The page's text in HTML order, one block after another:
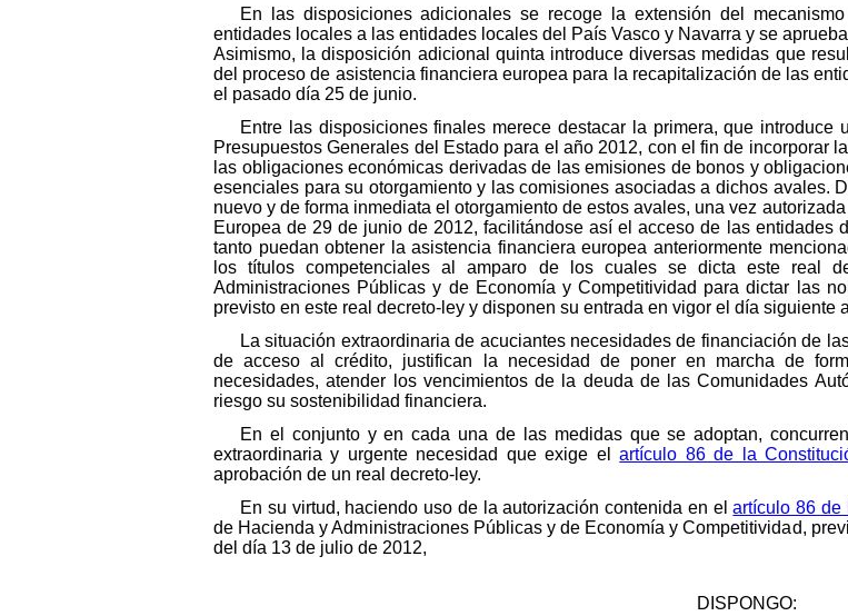
En las disposiciones adicionales se recoge la extensión del
entidades locales a las entidades locales del País Vasco y Navarra y se
Asimismo, la disposición adicional quinta introduce diversas medidas que
del proceso de asistencia financiera europea para la recapitalización de las
el pasado día 25 de junio.
Entre las disposiciones finales merece destacar la primera, que introduce
Presupuestos Generales del Estado para el año 2012, con el fin de incorporar
las obligaciones económicas derivadas de las emisiones de bonos y
esenciales para su otorgamiento y las comisiones asociadas a dichos avales.
nuevo y de forma inmediata el otorgamiento de estos avales, una vez
Europea de 29 de junio de 2012, facilitándose así el acceso de las entidades
tanto puedan obtener la asistencia financiera europea anteriormente
los títulos competenciales al amparo de los cuales se dicta este real
Administraciones Públicas y de Economía y Competitividad para dictar las
previsto en este real decreto-ley y disponen su entrada en vigor el día
La situación extraordinaria de acuciantes necesidades de financiación de
de acceso al crédito, justifican la necesidad de poner en marcha de
necesidades, atender los vencimientos de la deuda de las Comunidades
riesgo su sostenibilidad financiera.
En el conjunto y en cada una de las medidas que se adoptan,
extraordinaria y urgente necesidad que exige elartículo 86 de la
aprobación de un real decreto-ley.
En su virtud, haciendo uso de la autorización contenida en elartículo 86 de
de Hacienda y Administraciones Públicas y de Economía y Competitividad,
del día 13 de julio de 2012,
DISPONGO: